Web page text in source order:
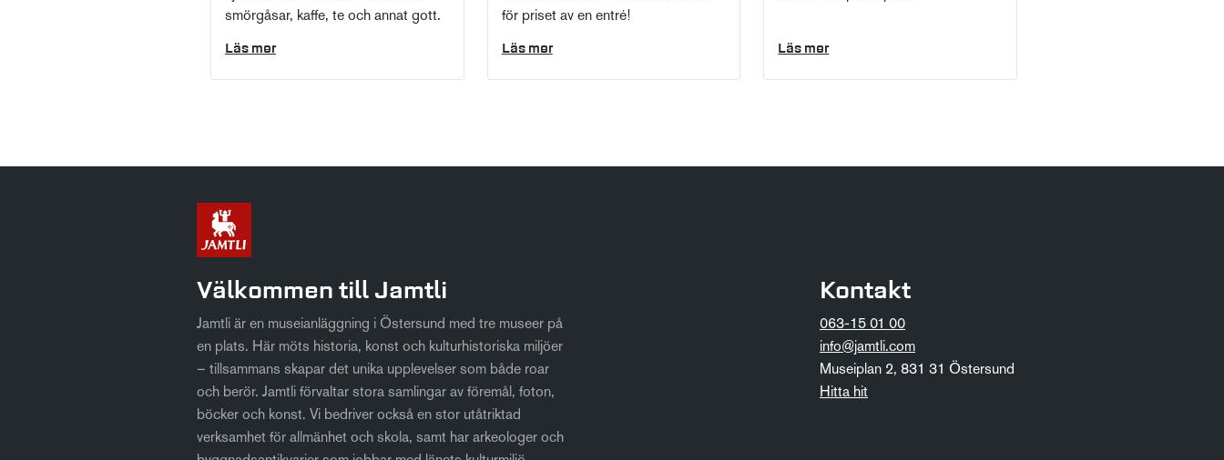
smörgåsar, kaffe, te och annat gott.
Läs mer
för priset av en entré!
Läs mer Läs mer
Välkommen till Jamtli
Jamtli är en museianläggning i Östersund med tre museer på
en plats. Här möts historia, konst och kulturhistoriska miljöer
– tillsammans skapar det unika upplevelser som både roar
och berör. Jamtli förvaltar stora samlingar av föremål, foton,
böcker och konst. Vi bedriver också en stor utåtriktad
verksamhet för allmänhet och skola, samt har arkeologer och
Kontakt
063-15 01 00
info@jamtli.com
Museiplan 2, 831 31 Östersund
Hitta hit